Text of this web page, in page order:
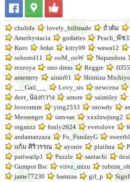
chulida lovely_billmade ถั่วต้ม
Amethystacia
godaries Peach_พีช
Kuro
Jedai kitty09 wawa12
sobored11
ooM_ooW Nupandora
rezeoya
mio dress Reggre
amemery
airair01 Shimizu Michiyo
___Gail___
Lovy_sis newcena
deer_น้องกวาง
amore saimiley
loveomim
ying2533 snowdy
Messenger
iam-tae xxxlnwjung2
organzz
fonly2624 evetolove
andamanzaza
Fo_FundayG
เเก้ม ศิริวรรณ
ayonie plaifata
pariwatlp1
Puzzle santachi
Gumpor Bsc
viivz_mizu tubtim_oh
jame77230
bamzaa gif_p